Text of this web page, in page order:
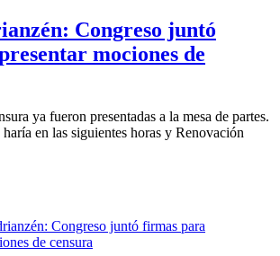
Congreso juntó
mociones de
ya fueron presentadas a la mesa de partes.
en las siguientes horas y Renovación